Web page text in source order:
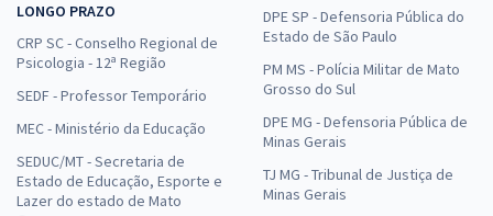
LONGO PRAZO
CRP SC - Conselho Regional de
Psicologia - 12ª Região
SEDF - Professor Temporário
MEC - Ministério da Educação
SEDUC/MT - Secretaria de
Estado de Educação, Esporte e
Lazer do estado de Mato
DPE SP - Defensoria Pública do
Estado de São Paulo
PM MS - Polícia Militar de Mato
Grosso do Sul
DPE MG - Defensoria Pública de
Minas Gerais
TJ MG - Tribunal de Justiça de
Minas Gerais